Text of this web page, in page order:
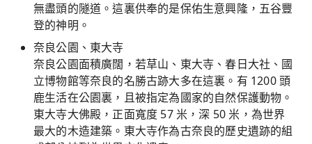
無盡頭的隧道。這裏供奉的是保佑生意興隆，五谷豐
登的神明。
奈良公園、東大寺
奈良公園面積廣闊，若草山、東大寺、春日大社、國
立博物館等奈良的名勝古跡大多在這裏。有 1200 頭
鹿生活在公園裏，且被指定為國家的自然保護動物。
東大寺大佛殿，正面寬度 57 米，深 50 米，為世界
最大的木造建築。東大寺作為古奈良的歷史遺跡的組